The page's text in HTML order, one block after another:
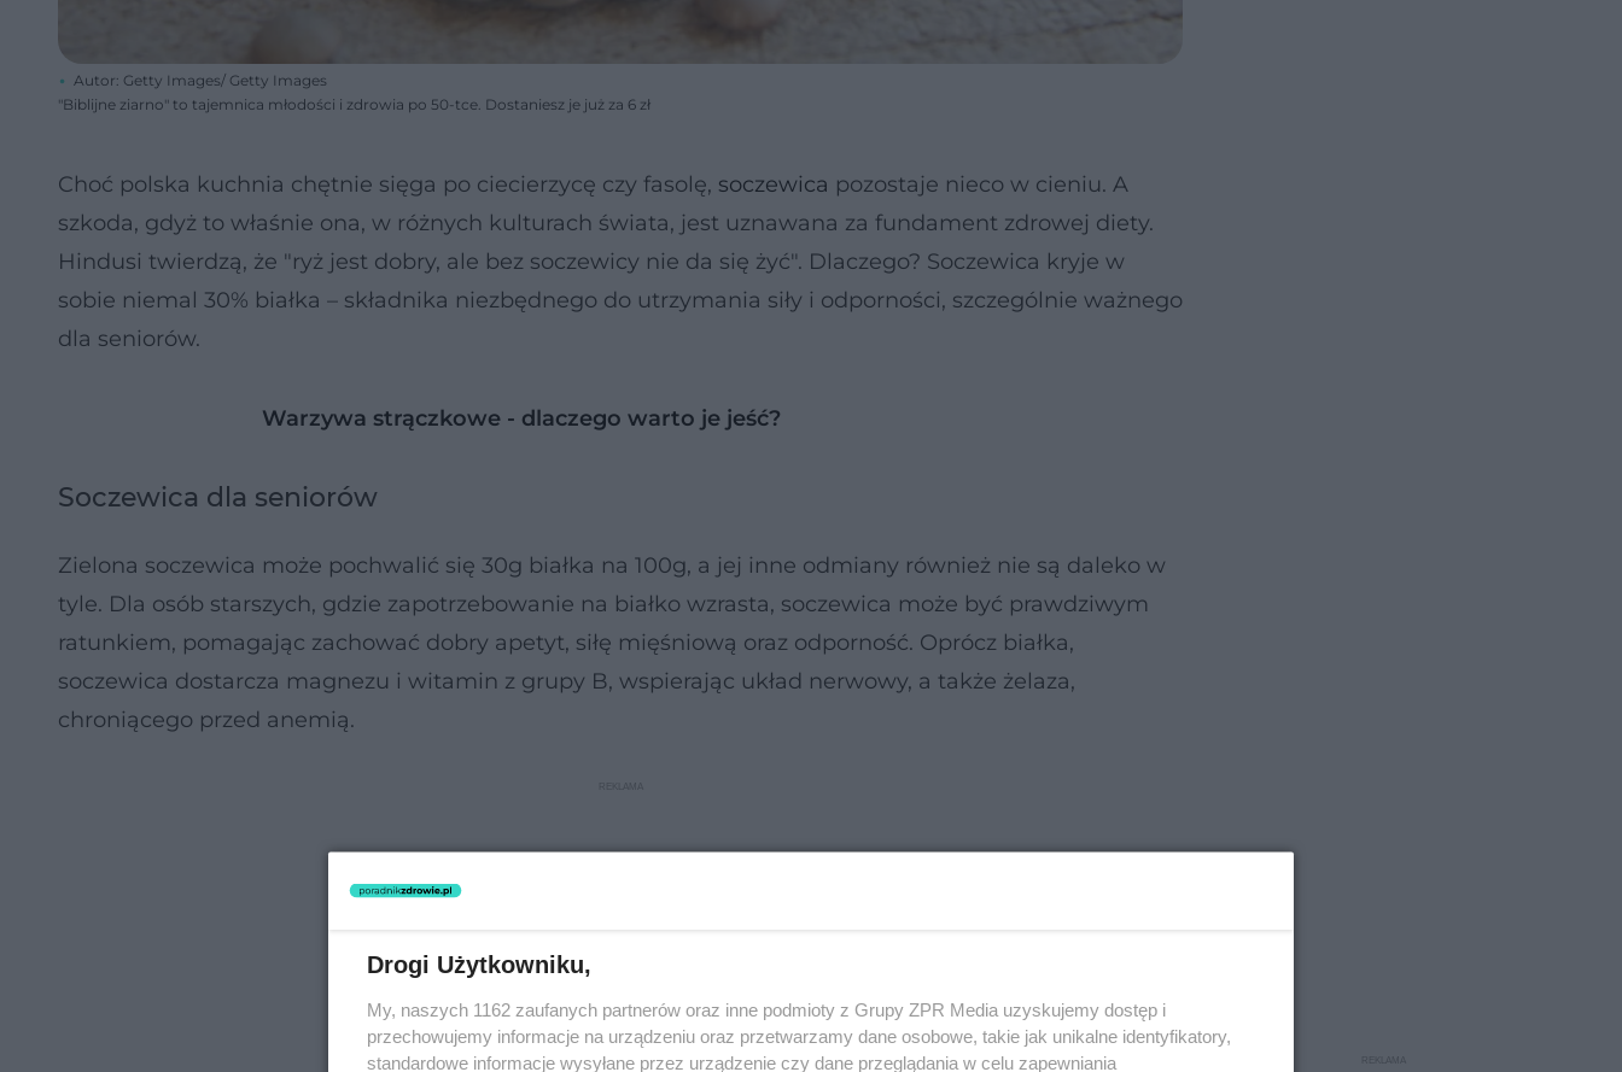
Autor: Getty Images/ Getty Images
"Biblijne ziarno" to tajemnica młodości i zdrowia po 50-tce. Dostaniesz je już za 6 zł
Choć polska kuchnia chętnie sięga po ciecierzycę czy fasolę, soczewica pozostaje nieco w cieniu. A
szkoda, gdyż to właśnie ona, w różnych kulturach świata, jest uznawana za fundament zdrowej diety.
Hindusi twierdzą, że "ryż jest dobry, ale bez soczewicy nie da się żyć". Dlaczego? Soczewica kryje w
sobie niemal 30% białka – składnika niezbędnego do utrzymania siły i odporności, szczególnie ważnego
dla seniorów.
Warzywa strączkowe - dlaczego warto je jeść?
Soczewica dla seniorów
Zielona soczewica może pochwalić się 30g białka na 100g, a jej inne odmiany również nie są daleko w
tyle. Dla osób starszych, gdzie zapotrzebowanie na białko wzrasta, soczewica może być prawdziwym
ratunkiem, pomagając zachować dobry apetyt, siłę mięśniową oraz odporność. Oprócz białka,
soczewica dostarcza magnezu i witamin z grupy B, wspierając układ nerwowy, a także żelaza,
chroniącego przed anemią.
Drogi Użytkowniku,
My, naszych 1162 zaufanych partnerów oraz inne podmioty z Grupy ZPR Media uzyskujemy dostęp i
przechowujemy informacje na urządzeniu oraz przetwarzamy dane osobowe, takie jak unikalne identyfikatory,
standardowe informacje wysyłane przez urządzenie czy dane przeglądania w celu zapewniania